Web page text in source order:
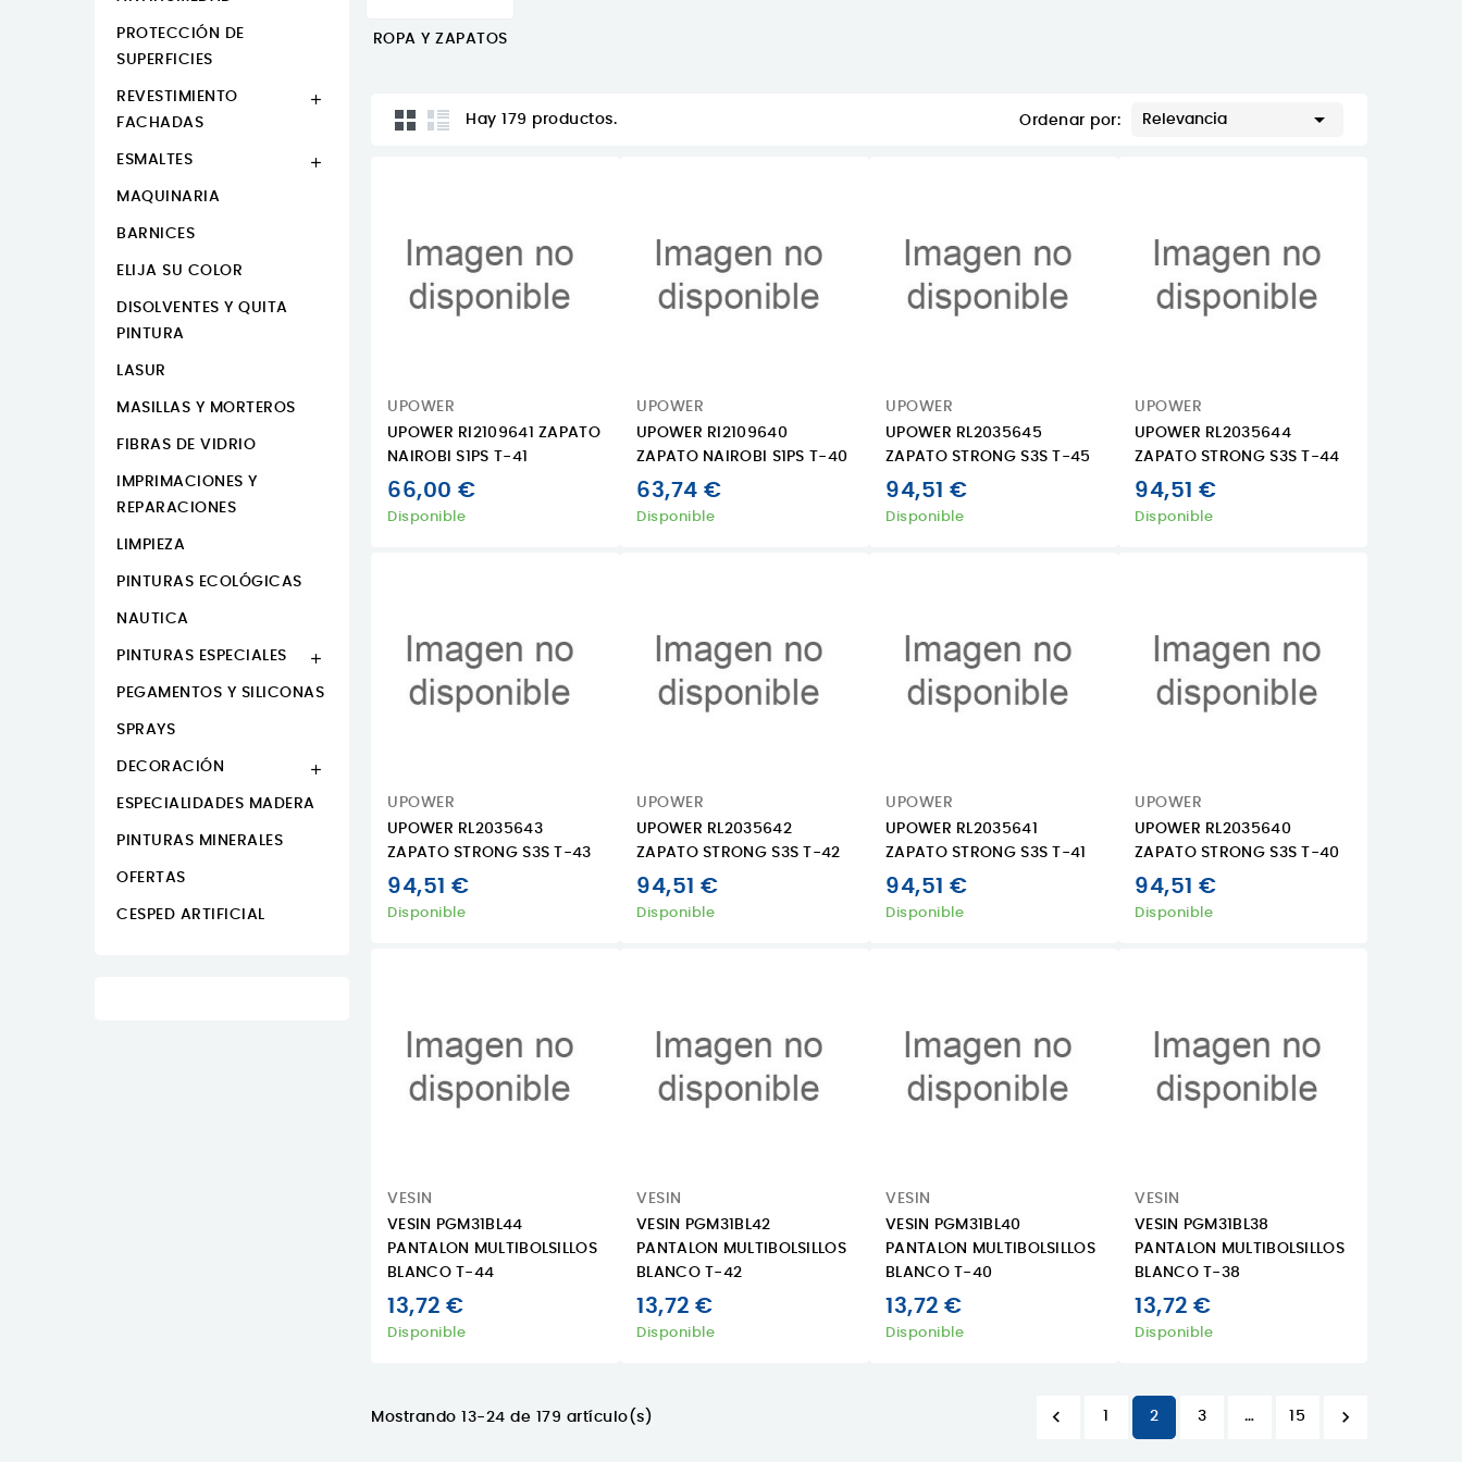
PROTECCIÓN DE
SUPERFICIES
REVESTIMIENTO
FACHADAS

ESMALTES 
MAQUINARIA
BARNICES
ELIJA SU COLOR
DISOLVENTES Y QUITA
PINTURA
LASUR
MASILLAS Y MORTEROS
FIBRAS DE VIDRIO
IMPRIMACIONES Y
REPARACIONES
LIMPIEZA
PINTURAS ECOLÓGICAS
NAUTICA
PINTURAS ESPECIALES 
PEGAMENTOS Y SILICONAS
SPRAYS
DECORACIÓN 
ESPECIALIDADES MADERA
PINTURAS MINERALES
OFERTAS
CESPED ARTIFICIAL
ROPA Y ZAPATOS
Hay 179 productos. Ordenar por: Relevancia 
UPOWER
UPOWER RI2109641 ZAPATO
NAIROBI S1PS T-41
66,00 €
Disponible
UPOWER
UPOWER RI2109640
ZAPATO NAIROBI S1PS T-40
63,74 €
Disponible
UPOWER
UPOWER RL2035645
ZAPATO STRONG S3S T-45
94,51 €
Disponible
UPOWER
UPOWER RL2035644
ZAPATO STRONG S3S T-44
94,51 €
Disponible
UPOWER
UPOWER RL2035643
ZAPATO STRONG S3S T-43
94,51 €
Disponible
UPOWER
UPOWER RL2035642
ZAPATO STRONG S3S T-42
94,51 €
Disponible
UPOWER
UPOWER RL2035641
ZAPATO STRONG S3S T-41
94,51 €
Disponible
UPOWER
UPOWER RL2035640
ZAPATO STRONG S3S T-40
94,51 €
Disponible
VESIN
VESIN PGM31BL44
PANTALON MULTIBOLSILLOS
BLANCO T-44
13,72 €
Disponible
VESIN
VESIN PGM31BL42
PANTALON MULTIBOLSILLOS
BLANCO T-42
13,72 €
Disponible
VESIN
VESIN PGM31BL40
PANTALON MULTIBOLSILLOS
BLANCO T-40
13,72 €
Disponible
VESIN
VESIN PGM31BL38
PANTALON MULTIBOLSILLOS
BLANCO T-38
13,72 €
Disponible
Mostrando 13-24 de 179 artículo(s)  2 3 … 15 